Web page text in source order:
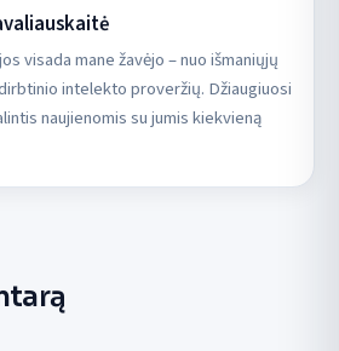
visada mane žavėjo – nuo išmaniųjų
intelekto proveržių. Džiaugiuosi
naujienomis su jumis kiekvieną